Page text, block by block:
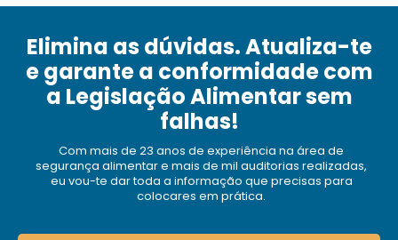
Elimina as dúvidas. Atualiza-te
e garante a conformidade com
a Legislação Alimentar sem
falhas!
Com mais de 23 anos de experiência na área de
segurança alimentar e mais de mil auditorias realizadas,
eu vou-te dar toda a informação que precisas para
colocares em prática.